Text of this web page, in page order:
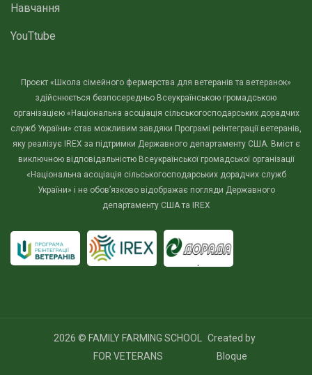
Навчання
YouTtube
Проєкт «Школа сімейного фермерства для ветеранів та ветеранок»
здійснюється безпосередньо Всеукраїнською громадською
організацією «Національна асоціація сільськогосподарських дорадчих
служб України» став можливим завдяки Програмі реінтеграції ветеранів,
яку реалізує IREX за підтримки Державного департаменту США. Вміст є
виключною відповідальністю Всеукраїнської громадської організації
«Національна асоціація сільськогосподарських дорадчих служб
України» і не обов’язково відображає погляди Державного
департаменту США та IREX
2026 © FAMILY FARMING SCHOOL
FOR VETERANS
Created by
Bloque